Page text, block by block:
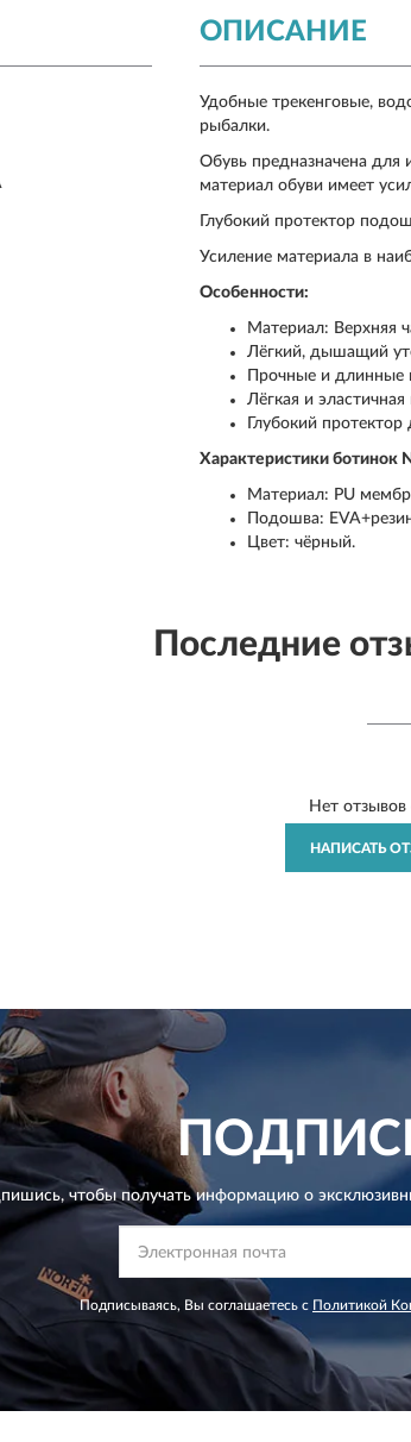
ОПИСАНИЕ
Удобные трекенговые,
рыбалки.
Обувь предназначена для
материал обуви имеет
Глубокий протектор
Усиление материала в
Особенности:
Материал: Верхняя
Лёгкий, дышащий
Прочные и длинные
Лёгкая и
Глубокий
Характеристики ботинок
Материал: PU
Подошва:
Цвет: чёрный.
Последние
Нет
НАПИСАТЬ
чтобы получать информацию о
Подписываясь, Вы соглашаетесь с Политикой